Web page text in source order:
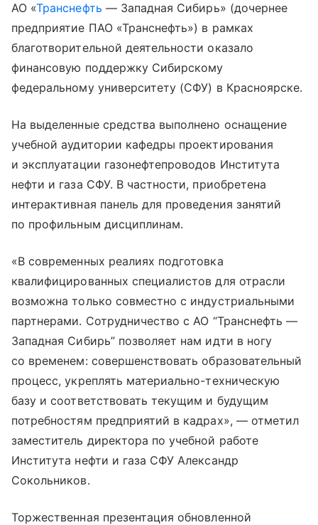
АО «Транснефть — Западная Сибирь» (дочернее
предприятие ПАО «Транснефть») в рамках
благотворительной деятельности оказало
финансовую поддержку Сибирскому
федеральному университету (СФУ) в Красноярске.
На выделенные средства выполнено оснащение
учебной аудитории кафедры проектирования
и эксплуатации газонефтепроводов Института
нефти и газа СФУ. В частности, приобретена
интерактивная панель для проведения занятий
по профильным дисциплинам.
«В современных реалиях подготовка
квалифицированных специалистов для отрасли
возможна только совместно с индустриальными
партнерами. Сотрудничество с АО “Транснефть —
Западная Сибирь” позволяет нам идти в ногу
со временем: совершенствовать образовательный
процесс, укреплять материально-техническую
базу и соответствовать текущим и будущим
потребностям предприятий в кадрах», — отметил
заместитель директора по учебной работе
Института нефти и газа СФУ Александр
Сокольников.
Торжественная презентация обновленной